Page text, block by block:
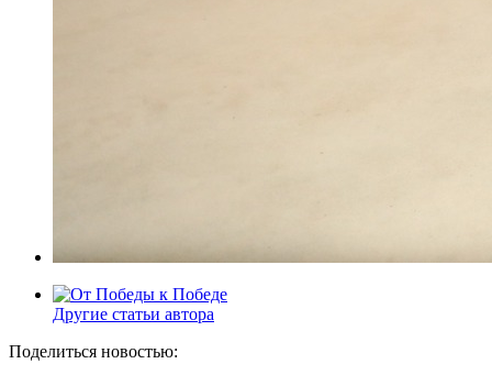
Другие статьи автора
Поделиться новостью: